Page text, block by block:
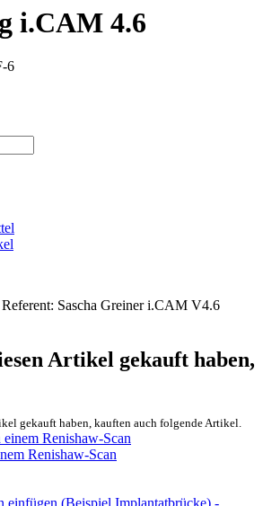
i.CAM 4.6
6
Sascha Greiner i.CAM V4.6
Artikel gekauft haben,
gekauft haben, kauften auch folgende Artikel.
Renishaw-Scan